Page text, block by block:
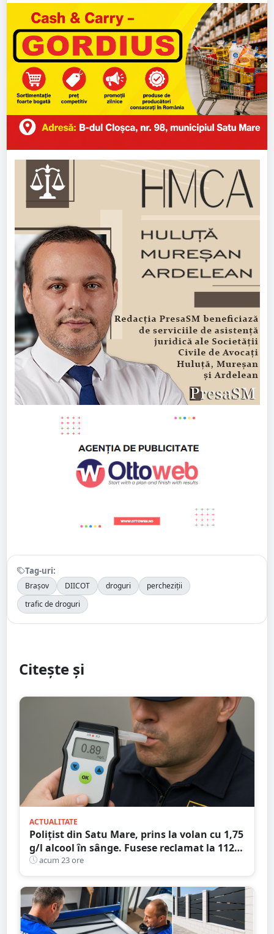
Tag-uri:
Brașov DIICOT droguri
percheziții
trafic de droguri
Citește și
ACTUALITATE
Polițist din Satu Mare, prins la volan cu 1,75
g/l alcool în sânge. Fusese reclamat la 112
că circula pe contrasens
acum 23 ore